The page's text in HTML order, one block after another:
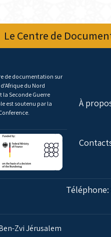
Le Centre de
de documentation sur
d'Afrique du Nord
la Seconde Guerre
est soutenu par la
À
Téléphone:
Zvi Jérusalem